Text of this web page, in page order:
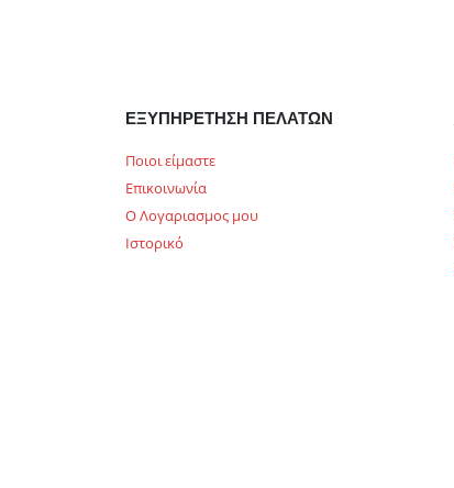
ΕΞΥΠΗΡΕΤΗΣΗ ΠΕΛΑΤΩΝ
Ποιοι είμαστε
Επικοινωνία
Ο Λογαριασμος μου
Ιστορικό